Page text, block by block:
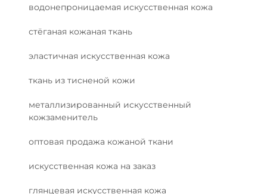
водонепроницаемая искусственная кожа
стёганая кожаная ткань
эластичная искусственная кожа
ткань из тисненой кожи
металлизированный искусственный
кожзаменитель
оптовая продажа кожаной ткани
искусственная кожа на заказ
глянцевая искусственная кожа